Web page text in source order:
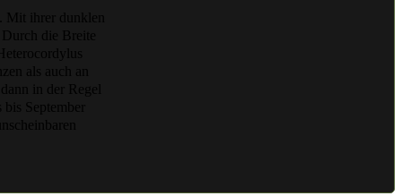
ihrer dunklen
die Breite
als auch an
in der Regel
September